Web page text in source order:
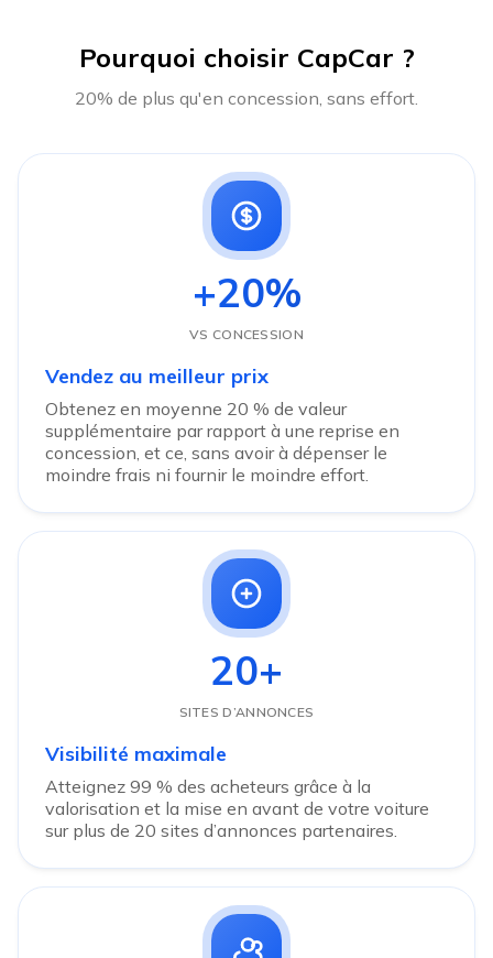
Pourquoi choisir CapCar ?
20% de plus qu'en concession, sans effort.
+20%
VS CONCESSION
Vendez au meilleur prix
Obtenez en moyenne 20 % de valeur
supplémentaire par rapport à une reprise en
concession, et ce, sans avoir à dépenser le
moindre frais ni fournir le moindre effort.
20+
SITES D’ANNONCES
Visibilité maximale
Atteignez 99 % des acheteurs grâce à la
valorisation et la mise en avant de votre voiture
sur plus de 20 sites d’annonces partenaires.